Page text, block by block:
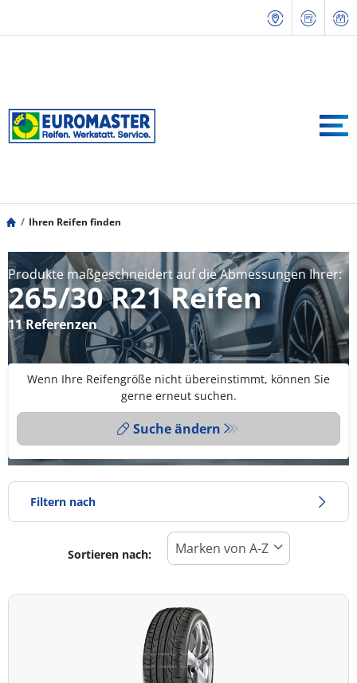
Ihren Reifen finden
Produkte maßgeschneidert auf die Abmessungen Ihrer:
265/30 R21 Reifen
11 Referenzen
Wenn Ihre Reifengröße nicht übereinstimmt, können Sie
gerne erneut suchen.
Suche ändern
Filtern nach
Reifentyp
Alle Arten (11)
Ganzjahresreifen (0)
Sortieren nach: